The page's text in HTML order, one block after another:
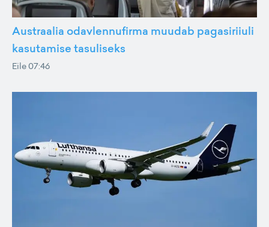
Austraalia odavlennufirma muudab pagasiriiuli
kasutamise tasuliseks
Eile 07:46